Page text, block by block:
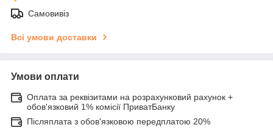
Самовивіз
Всі умови доставки
Умови оплати
Оплата за реквізитами на розрахунковий рахунок +
обов'язковий 1% комісії ПриватБанку
Післяплата з обов'язковою передплатою 20%